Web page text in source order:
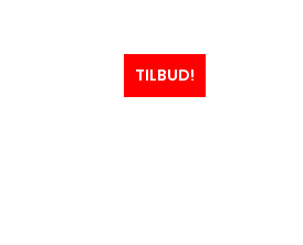
TILBUD!